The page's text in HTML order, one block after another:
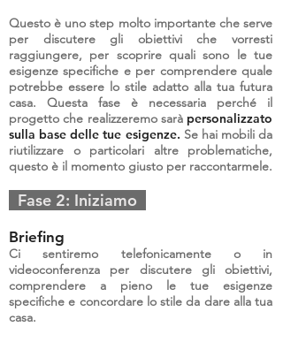
Questo è uno step molto importante che serve
per discutere gli obiettivi che vorresti
raggiungere, per scoprire quali sono le tue
esigenze specifiche e per comprendere quale
potrebbe essere lo stile adatto alla tua futura
casa. Questa fase è necessaria perché il
progetto che realizzeremo sarà personalizzato
sulla base delle tue esigenze. Se hai mobili da
riutilizzare o particolari altre problematiche,
questo è il momento giusto per raccontarmele.
Fase 2: Iniziamo
Briefing
Ci sentiremo telefonicamente o in
videoconferenza per discutere gli obiettivi,
comprendere a pieno le tue esigenze
specifiche e concordare lo stile da dare alla tua
casa.